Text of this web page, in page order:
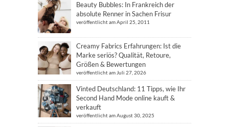
Beauty Bubbles: In Frankreich der
absolute Renner in Sachen Frisur
veröffentlicht am April 25, 2011
Creamy Fabrics Erfahrungen: Ist die
Marke seriös? Qualität, Retoure,
Größen & Bewertungen
veröffentlicht am Juli 27, 2026
Vinted Deutschland: 11 Tipps, wie Ihr
Second Hand Mode online kauft &
verkauft
veröffentlicht am August 30, 2025